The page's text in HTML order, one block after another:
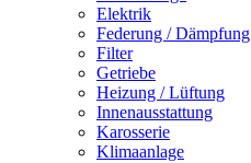
Elektrik
Federung / Dämpfung
Filter
Getriebe
Heizung / Lüftung
Innenausstattung
Karosserie
Klimaanlage